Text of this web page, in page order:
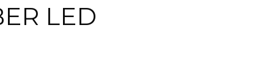
LED